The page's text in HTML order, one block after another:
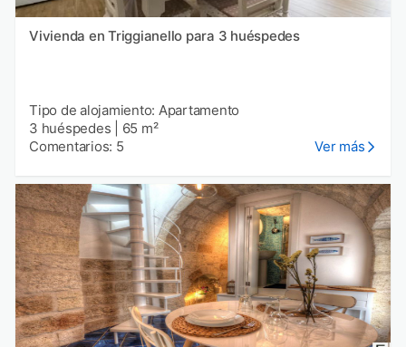
Vivienda en Triggianello para 3 huéspedes
Tipo de alojamiento: Apartamento
3 huéspedes
65 m²
Comentarios: 5
Ver más